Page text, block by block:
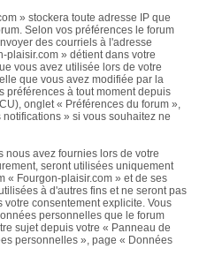
» stockera toute adresse IP que
Selon vos préférences le forum
des courriels à l'adresse
plaisir.com » détient dans votre
vous avez utilisée lors de votre
que vous avez modifiée par la
préférences à tout moment depuis
onglet « Préférences du forum »,
» si vous souhaitez ne
nous avez fournies lors de votre
seront utilisées uniquement
« Fourgon-plaisir.com » et de ses
à d'autres fins et ne seront pas
consentement explicite. Vous
personnelles que le forum
sujet depuis votre « Panneau de
personnelles », page « Données